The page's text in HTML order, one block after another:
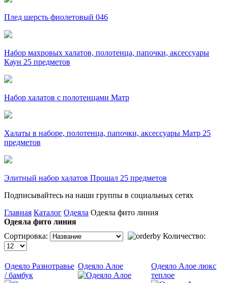
Плед шерсть фиолетовый 046
Набор махровых халатов, полотенца, папочки, аксессуары
Каун 25 предметов
Набор халатов с полотенцами Матр
Халаты в наборе, полотенца, папочки, аксессуары Матр 25
предметов
Элитный набор халатов Прошал 25 предметов
Подписывайтесь на наши группы в социальных сетях
Главная Каталог Одеяла Одеяла фито линия
Одеяла фито линия
Сортировка:
Количество:
Одеяло Разнотравье
/ бамбук
Одеяло Алое
Одеяло Алое люкс
теплое